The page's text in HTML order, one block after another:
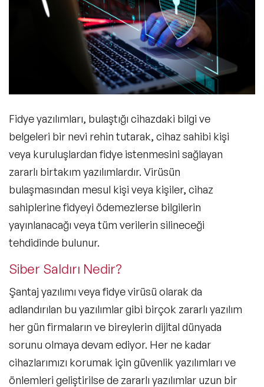
Güncel Kalın
Fidye yazılımları, bulaştığı cihazdaki bilgi ve
belgeleri bir nevi rehin tutarak, cihaz sahibi kişi
veya kuruluşlardan fidye istenmesini sağlayan
zararlı birtakım yazılımlardır. Virüsün
bulaşmasından mesul kişi veya kişiler, cihaz
sahiplerine fidyeyi ödemezlerse bilgilerin
yayınlanacağı veya tüm verilerin silineceği
tehdidinde bulunur.
Siber Saldırı Nedir?
Şantaj yazılımı veya fidye virüsü olarak da
adlandırılan bu yazılımlar gibi birçok zararlı yazılım
her gün firmaların ve bireylerin dijital dünyada
sorunu olmaya devam ediyor. Her ne kadar
cihazlarımızı korumak için güvenlik yazılımları ve
önlemleri geliştirilse de zararlı yazılımlar uzun bir